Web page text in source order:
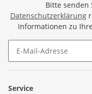
Bitte senden
Datenschutzerklärung
Informationen zu
Service